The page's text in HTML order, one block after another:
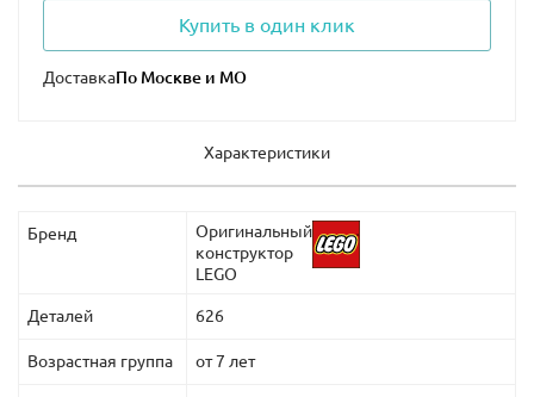
Купить в один клик
Доставка
Характеристики
Бренд
Оригинальный
конструктор
LEGO
Деталей 626
Возрастная группа от 7 лет